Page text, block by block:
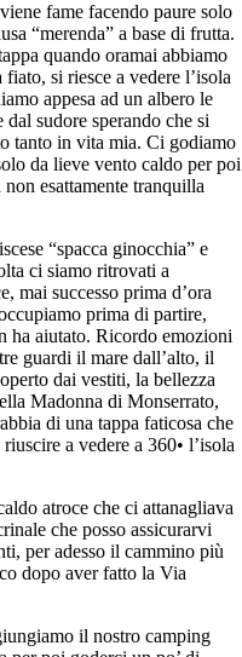
fame facendo paure solo
“merenda” a base di frutta.
quando oramai abbiamo
si riesce a vedere l’isola
appesa ad un albero le
sudore sperando che si
tanto in vita mia. Ci godiamo
da lieve vento caldo per poi
esattamente tranquilla
“spacca ginocchia” e
ci siamo ritrovati a
mai successo prima d’ora
prima di partire,
ha aiutato. Ricordo emozioni
guardi il mare dall’alto, il
dai vestiti, la bellezza
Madonna di Monserrato,
di una tappa faticosa che
a vedere a 360• l’isola
atroce che ci attanagliava
che posso assicurarvi
per adesso il cammino più
dopo aver fatto la Via
il nostro camping